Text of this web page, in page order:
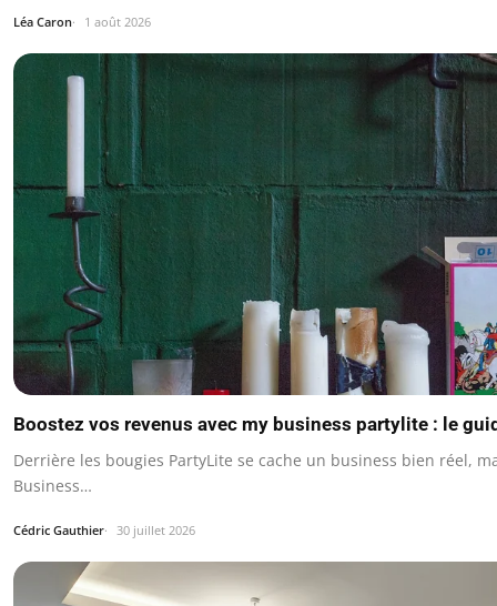
Léa Caron 1 août 2026
Boostez vos revenus avec my business partylite : le
Derrière les bougies PartyLite se cache un business bien réel,
Business…
Cédric Gauthier 30 juillet 2026